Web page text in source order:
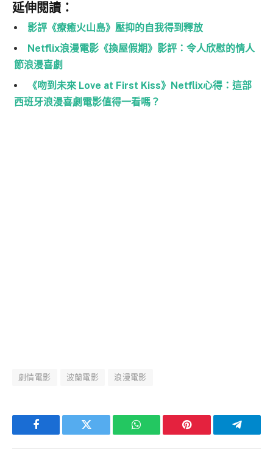
延伸閱讀：
影評《療癒火山島》壓抑的自我得到釋放
Netflix浪漫電影《換屋假期》影評：令人欣慰的情人
節浪漫喜劇
《吻到未來 Love at First Kiss》Netflix心得：這部
西班牙浪漫喜劇電影值得一看嗎？
劇情電影 波蘭電影 浪漫電影
Facebook Twitter WhatsApp Pinterest